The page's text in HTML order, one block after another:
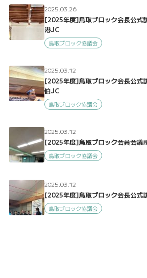
2025.03.26
[2025年度]鳥取ブロック会長公式
港JC
鳥取ブロック協議会
2025.03.12
[2025年度]鳥取ブロック会長公式
伯JC
鳥取ブロック協議会
2025.03.12
[2025年度]鳥取ブロック会員会議
鳥取ブロック協議会
2025.03.12
[2025年度]鳥取ブロック会長公式
鳥取ブロック協議会